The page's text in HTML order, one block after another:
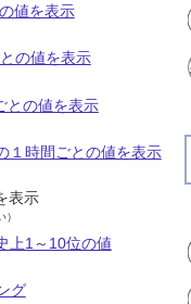
値を表示
の値を表示
との値を表示
１時間ごとの値を表示
表示
上1～10位の値
グ